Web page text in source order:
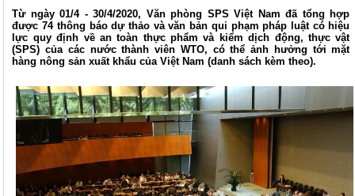
Từ ngày 01/4 - 30/4/2020, Văn phòng SPS Việt Nam đã tổng hợp
được 74 thông báo dự thảo và văn bản qui phạm pháp luật có hiệu
lực quy định về an toàn thực phẩm và kiểm dịch động, thực vật
(SPS) của các nước thành viên WTO, có thể ảnh hưởng tới mặt
hàng nông sản xuất khẩu của Việt Nam (danh sách kèm theo).